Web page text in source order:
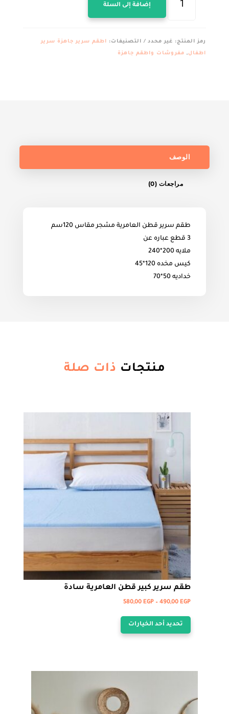
قطن
العامرية
إضافة إلى السلة
رمز المنتج: غير محدد التصنيفات: اطقم سرير جاهزة سرير
اطفال, مفروشات واطقم جاهزة
الوصف
مراجعات (0)
طقم سرير قطن العامرية مشجر مقاس 120سم
3 قطع عباره عن
ملايه 200*240
كيس مخده 120*45
خداديه 50*70
منتجات ذات صلة
طقم سرير كبير قطن العامرية سادة
490,00 EGP
–
580,00 EGP
نطاق
السعر:
تحديد أحد الخيارات
هناك
المنتج.
يمكن